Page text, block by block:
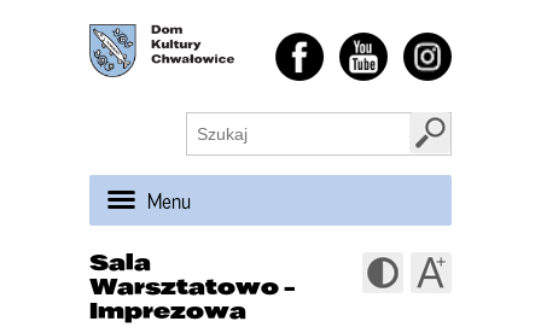
Menu
Sala
Warsztatowo -
Imprezowa